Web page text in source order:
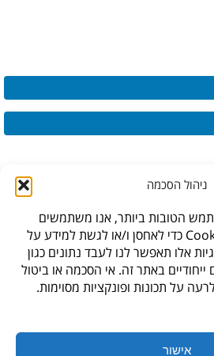
ניהול הסכמה
הטובות ביותר, אנו משתמשים
בטכנולוגיות כמו קובצי Cookie כדי לאחסן ו/או לגשת למידע על
אלו תאפשר לנו לעבד נתונים כגון
באתר זה. אי הסכמה או ביטול
על תכונות ופונקציות מסוימות.
אישור